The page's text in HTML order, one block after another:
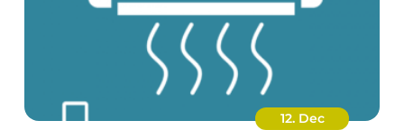
12. Dec